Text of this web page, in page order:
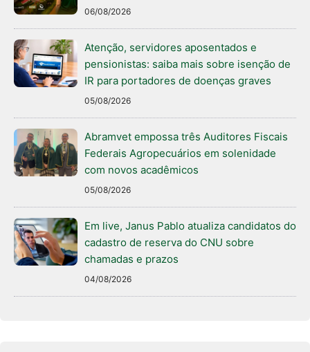
06/08/2026
Atenção, servidores aposentados e
pensionistas: saiba mais sobre isenção de
IR para portadores de doenças graves
05/08/2026
Abramvet empossa três Auditores Fiscais
Federais Agropecuários em solenidade
com novos acadêmicos
05/08/2026
Em live, Janus Pablo atualiza candidatos do
cadastro de reserva do CNU sobre
chamadas e prazos
04/08/2026